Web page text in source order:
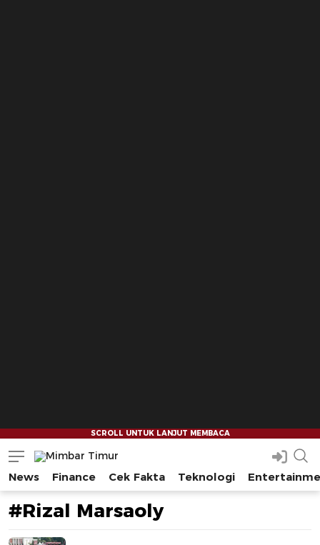
Mimbar Timur
Media Berjaringan Indonesia Timur
News Finance Cek Fakta Teknologi
#Rizal Marsaoly